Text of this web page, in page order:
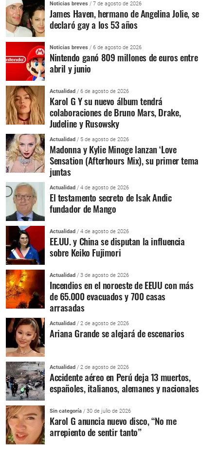
Noticias breves / 7 de agosto de 2026
James Haven, hermano de Angelina Jolie, se
declaró gay a los 53 años
Noticias breves / 6 de agosto de 2026
Nintendo ganó 809 millones de euros entre
abril y junio
Actualidad / 6 de agosto de 2026
Karol G Y su nuevo álbum tendrá
colaboraciones de Bruno Mars, Drake,
Judeline y Rusowsky
Actualidad / 5 de agosto de 2026
Madonna y Kylie Minoge lanzan ‘Love
Sensation (Afterhours Mix), su primer tema
juntas
Actualidad / 4 de agosto de 2026
El testamento secreto de Isak Andic
fundador de Mango
Actualidad / 4 de agosto de 2026
EE.UU. y China se disputan la influencia
sobre Keiko Fujimori
Actualidad / 3 de agosto de 2026
Incendios en el noroeste de EEUU con más
de 65.000 evacuados y 700 casas
arrasadas
Actualidad / 2 de agosto de 2026
Ariana Grande se alejará de escenarios
Actualidad / 2 de agosto de 2026
Accidente aéreo en Perú deja 13 muertos,
españoles, italianos, alemanes y nacionales
Sin categoría / 30 de julio de 2026
Karol G anuncia nuevo disco, “No me
arrepiento de sentir tanto”